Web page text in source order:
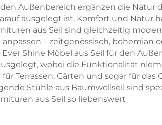
den Außenbereich ergänzen die Natur
ausgelegt ist, Komfort und Natur
aus Seil sind gleichzeitig
anpassen – zeitgenössisch,
Shine Möbel aus Seil für den
wobei die Funktionalität
Terrassen, Gärten und sogar für das
Stühle aus Baumwollseil sind
aus Seil so liebenswert